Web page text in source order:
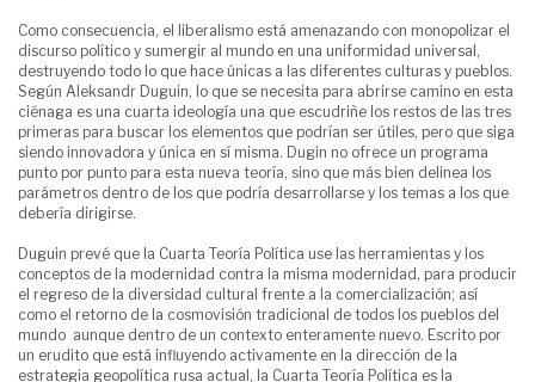
Como consecuencia, el liberalismo está amenazando con monopolizar el
discurso político y sumergir al mundo en una uniformidad universal,
destruyendo todo lo que hace únicas a las diferentes culturas y pueblos.
Según Aleksandr Duguin, lo que se necesita para abrirse camino en esta
ciénaga es una cuarta ideología una que escudriñe los restos de las tres
primeras para buscar los elementos que podrían ser útiles, pero que siga
siendo innovadora y única en sí misma. Dugin no ofrece un programa
punto por punto para esta nueva teoría, sino que más bien delinea los
parámetros dentro de los que podría desarrollarse y los temas a los que
debería dirigirse.
Duguin prevé que la Cuarta Teoría Política use las herramientas y los
conceptos de la modernidad contra la misma modernidad, para producir
el regreso de la diversidad cultural frente a la comercialización; así
como el retorno de la cosmovisión tradicional de todos los pueblos del
mundo  aunque dentro de un contexto enteramente nuevo. Escrito por
un erudito que está influyendo activamente en la dirección de la
estrategia geopolítica rusa actual, la Cuarta Teoría Política es la